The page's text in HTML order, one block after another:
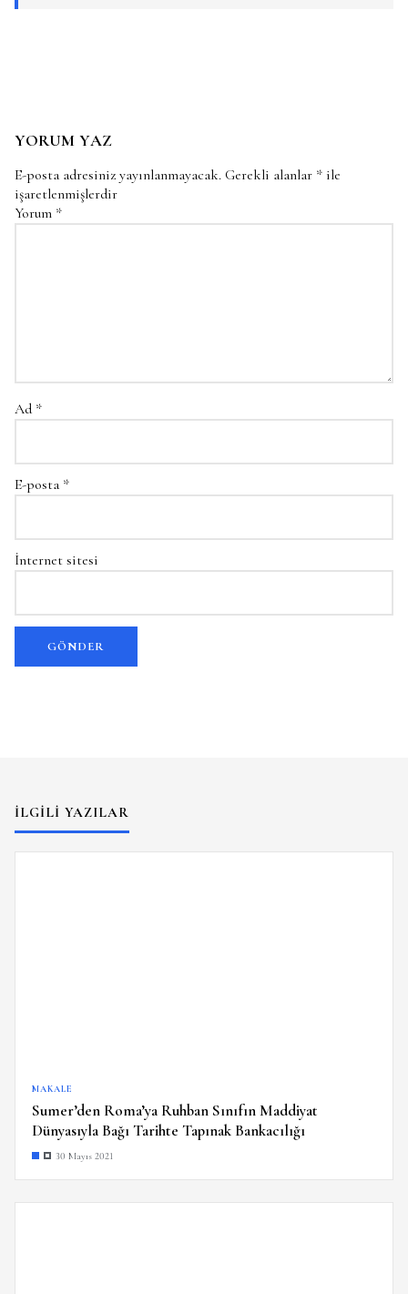
YORUM YAZ
E-posta adresiniz yayınlanmayacak. Gerekli alanlar * ile
işaretlenmişlerdir
Yorum *
Ad *
E-posta *
İnternet sitesi
İLGILI YAZILAR
MAKALE
Sumer’den Roma’ya Ruhban Sınıfın Maddiyat
Dünyasıyla Bağı Tarihte Tapınak Bankacılığı
30 Mayıs 2021